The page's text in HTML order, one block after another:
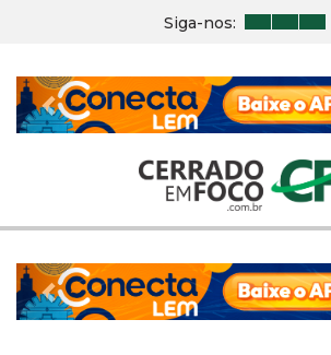
Siga-nos:
Previous
Previous